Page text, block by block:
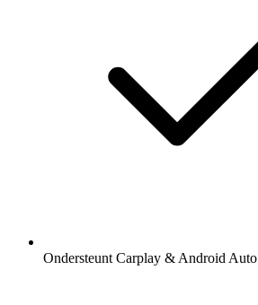
Ondersteunt Carplay & Android Auto